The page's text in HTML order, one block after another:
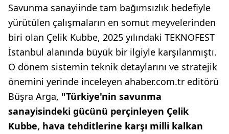
Savunma sanayiinde tam bağımsızlık hedefiyle
yürütülen çalışmaların en somut meyvelerinden
biri olan Çelik Kubbe, 2025 yılındaki TEKNOFEST
İstanbul alanında büyük bir ilgiyle karşılanmıştı.
O dönem sistemin teknik detaylarını ve stratejik
önemini yerinde inceleyen ahaber.com.tr editörü
Büşra Arga, "Türkiye'nin savunma
sanayisindeki gücünü perçinleyen Çelik
Kubbe, hava tehditlerine karşı milli kalkan